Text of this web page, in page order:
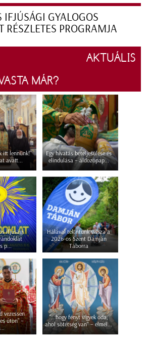
GYALOGOS
RÉSZLETES PROGRAMJA
AKTUÁLIS
MÁR?
itt lennünk!”
avatt...
Egy hivatás beteljesülése és
elindulása – áldozópap...
ifjúsági
p...
Hálával tekintünk vissza a
2026-os Szent Damján
Táborra
vezessen
úton” –
"...hogy fényt vigyek oda,
ahol sötétség van" – elmél...